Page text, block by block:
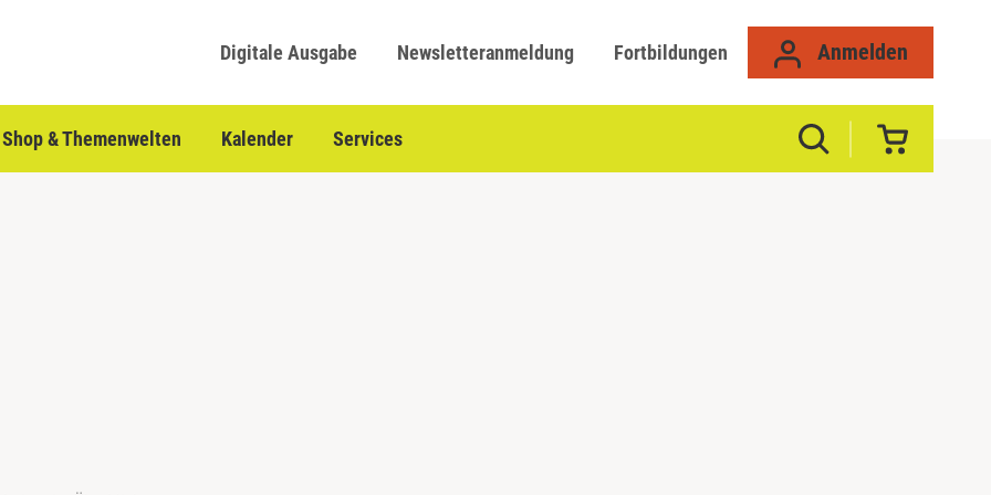
Digitale Ausgabe Newsletteranmeldung Fortbildungen Anmelden
Shop & Themenwelten Kalender Services